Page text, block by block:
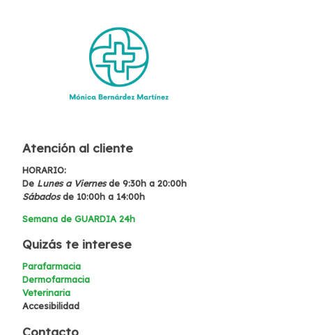
Atención al cliente
HORARIO:
De Lunes a Viernesde 9:30h a 20:00h
Sábadosde 10:00h a 14:00h
Semana de GUARDIA 24h
Quizás te interese
Parafarmacia
Dermofarmacia
Veterinaria
Accesibilidad
Contacto